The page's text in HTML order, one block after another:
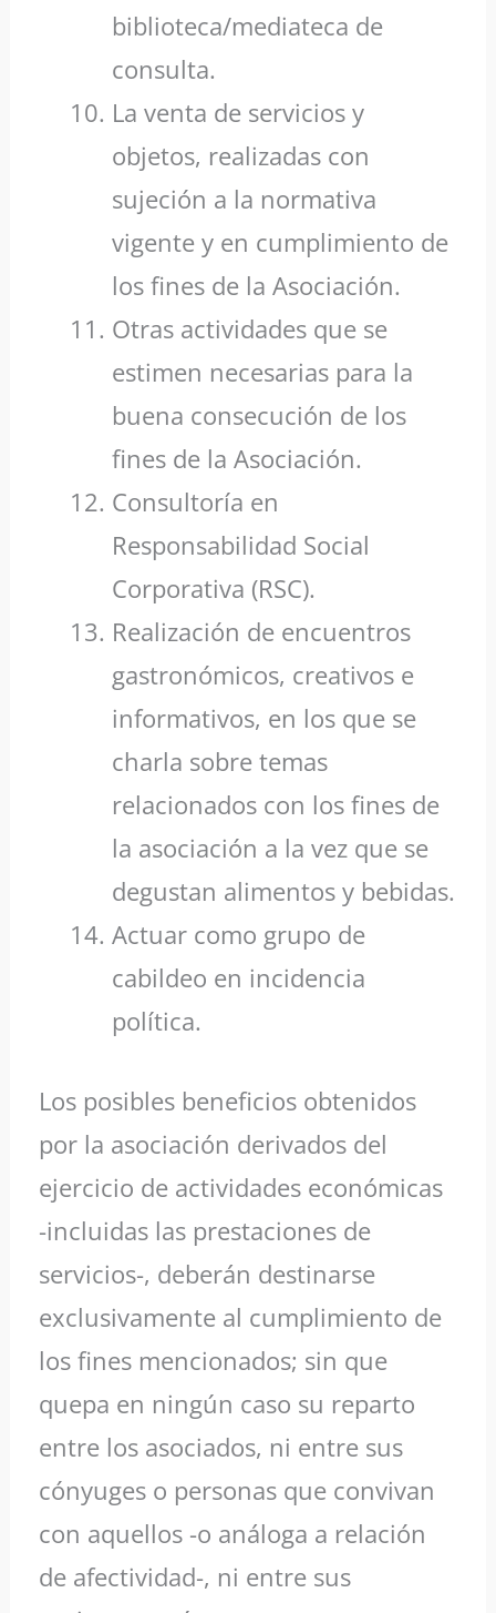
biblioteca/mediateca de
consulta.
La venta de servicios y
objetos, realizadas con
sujeción a la normativa
vigente y en cumplimiento de
los fines de la Asociación.
Otras actividades que se
estimen necesarias para la
buena consecución de los
fines de la Asociación.
Consultoría en
Responsabilidad Social
Corporativa (RSC).
Realización de encuentros
gastronómicos, creativos e
informativos, en los que se
charla sobre temas
relacionados con los fines de
la asociación a la vez que se
degustan alimentos y bebidas.
Actuar como grupo de
cabildeo en incidencia
política.
Los posibles beneficios obtenidos
por la asociación derivados del
ejercicio de actividades económicas
-incluidas las prestaciones de
servicios-, deberán destinarse
exclusivamente al cumplimiento de
los fines mencionados; sin que
quepa en ningún caso su reparto
entre los asociados, ni entre sus
cónyuges o personas que convivan
con aquellos -o análoga a relación
de afectividad-, ni entre sus